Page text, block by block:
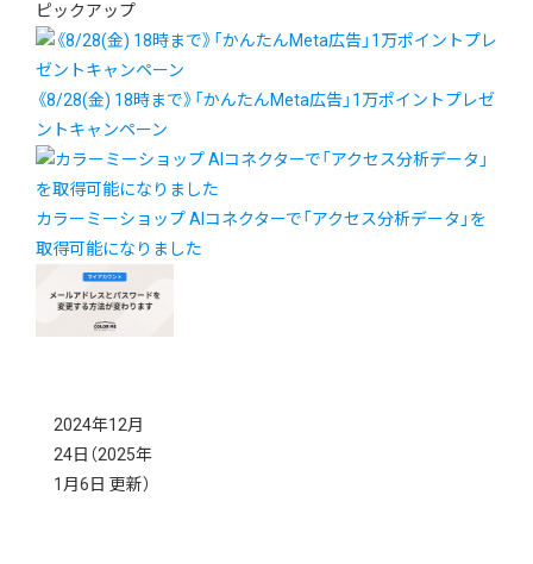
ピックアップ
《8/28(金) 18時まで》「かんたんMeta広告」1万ポイントプレゼ
ントキャンペーン
カラーミーショップ AIコネクターで「アクセス分析データ」を
取得可能になりました
2024年12月
24日 （2025年
1月6日 更新）